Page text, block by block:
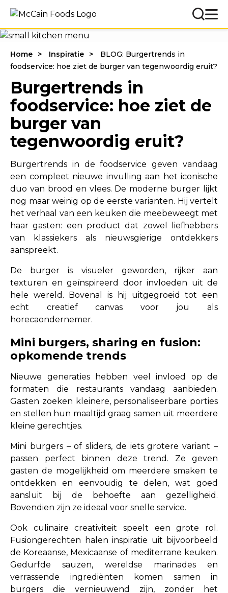
Home Inspiratie
BLOG: Burgertrends in
foodservice: hoe ziet de burger van tegenwoordig eruit?
Burgertrends in
foodservice: hoe ziet de
burger van
tegenwoordig eruit?
Burgertrends in de foodservice geven vandaag
een compleet nieuwe invulling aan het iconische
duo van brood en vlees. De moderne burger lijkt
nog maar weinig op de eerste varianten. Hij vertelt
het verhaal van een keuken die meebeweegt met
haar gasten: een product dat zowel liefhebbers
van klassiekers als nieuwsgierige ontdekkers
aanspreekt.
De burger is visueler geworden, rijker aan
texturen en geïnspireerd door invloeden uit de
hele wereld. Bovenal is hij uitgegroeid tot een
echt creatief canvas voor jou als
horecaondernemer.
Mini burgers, sharing en fusion:
opkomende trends
Nieuwe generaties hebben veel invloed op de
formaten die restaurants vandaag aanbieden.
Gasten zoeken kleinere, personaliseerbare porties
en stellen hun maaltijd graag samen uit meerdere
kleine gerechtjes.
Mini burgers – of sliders, de iets grotere variant –
passen perfect binnen deze trend. Ze geven
gasten de mogelijkheid om meerdere smaken te
ontdekken en eenvoudig te delen, wat goed
aansluit bij de behoefte aan gezelligheid.
Bovendien zijn ze ideaal voor snelle service.
Ook culinaire creativiteit speelt een grote rol.
Fusiongerechten halen inspiratie uit bijvoorbeeld
de Koreaanse, Mexicaanse of mediterrane keuken.
Gedurfde sauzen, wereldse marinades en
verrassende ingrediënten komen samen in
burgers die vernieuwend zijn, zonder het